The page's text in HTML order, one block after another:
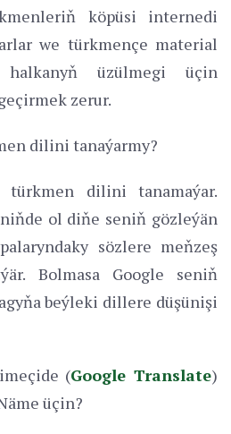
köpüsi internedi
we türkmençe material
halkanyň üzülmegi üçin
zerur.
dilini tanaýarmy?
türkmen dilini tanamaýar.
ol diňe seniň gözleýän
sözlere meňzeş
Bolmasa Google seniň
beýleki dillere düşünişi
(Google Translate)
üçin?